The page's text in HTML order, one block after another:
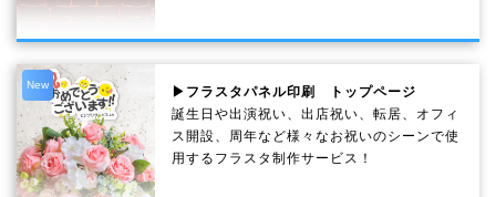
New
▶フラスタパネル印刷 トップページ
誕生日や出演祝い、出店祝い、転居、オフィ
ス開設、周年など様々なお祝いのシーンで使
用するフラスタ制作サービス！